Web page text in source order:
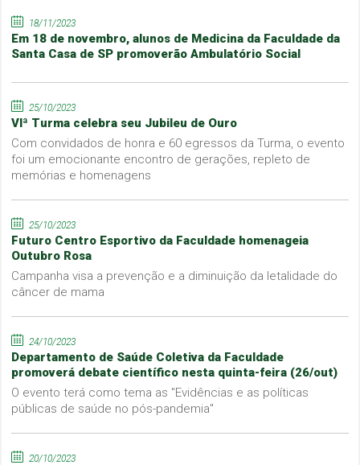
18/11/2023
Em 18 de novembro, alunos de Medicina da Faculdade da
Santa Casa de SP promoverão Ambulatório Social
25/10/2023
VIª Turma celebra seu Jubileu de Ouro
Com convidados de honra e 60 egressos da Turma, o evento
foi um emocionante encontro de gerações, repleto de
memórias e homenagens
25/10/2023
Futuro Centro Esportivo da Faculdade homenageia
Outubro Rosa
Campanha visa a prevenção e a diminuição da letalidade do
câncer de mama
24/10/2023
Departamento de Saúde Coletiva da Faculdade
promoverá debate científico nesta quinta-feira (26/out)
O evento terá como tema as "Evidências e as políticas
públicas de saúde no pós-pandemia"
20/10/2023